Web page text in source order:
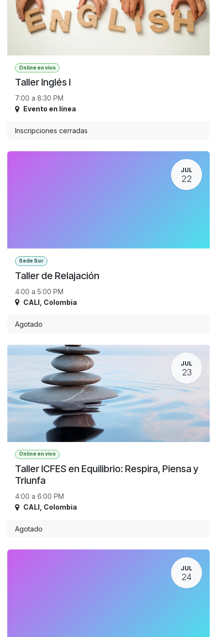
Online en vivo
Taller Inglés I
7:00 a 8:30 PM
Evento en línea
Inscripciones cerradas
JUL
22
Sede Sur
Taller de Relajación
4:00 a 5:00 PM
CALI Colombia
Agotado
JUL
23
Online en vivo
Taller ICFES en Equilibrio: Respira, Piensa y
Triunfa
4:00 a 6:00 PM
CALI Colombia
Agotado
JUL
24